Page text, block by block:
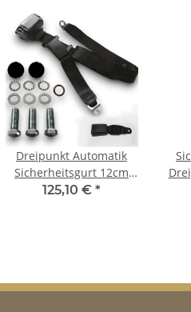
Dreipunkt Automatik
Sicherheitsgurt 12cm
Lasche schwarz für
125,10 € *